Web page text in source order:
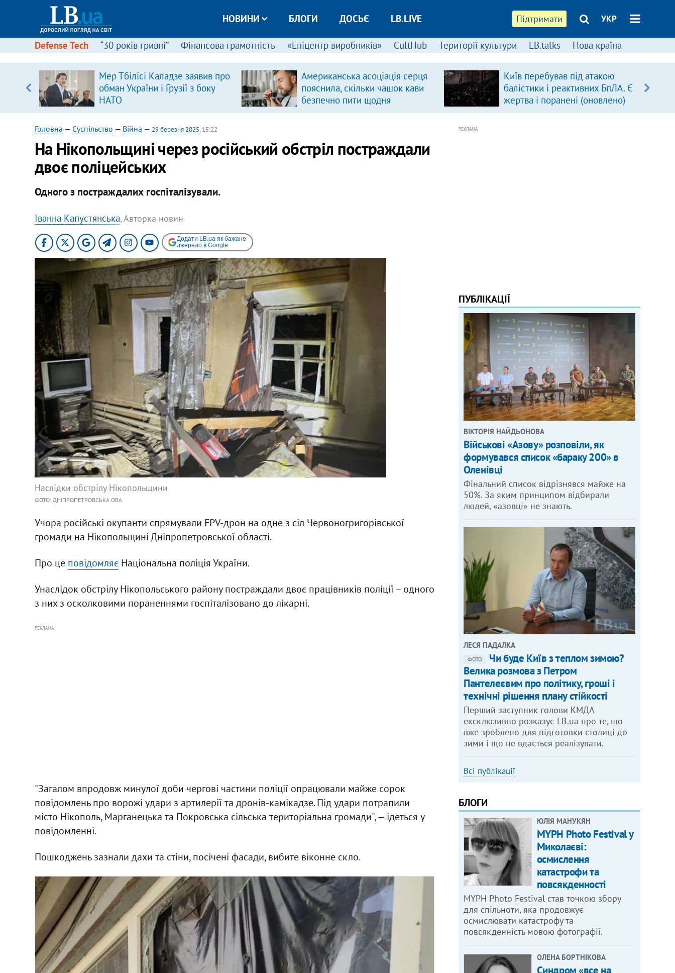
Підтримати УКР
НОВИНИ БЛОГИ ДОСЬЄ LB.LIVE
Defense Tech “30 років гривні” Фінансова грамотність «Епіцентр виробників» CultHub Території культури LB.talks Нова країна
Мер Тбілісі Каладзе заявив про
обман України і Грузії з боку
НАТО
Американська асоціація серця
пояснила, скільки чашок кави
безпечно пити щодня
Київ перебував під атакою
балістики і реактивних БпЛА. Є
жертва і поранені (оновлено)
Головна — Суспільство — Війна — 29 березня 2025, 15:22
На Нікопольщині через російський обстріл постраждали
двоє поліцейських
Одного з постраждалих госпіталізували.
Іванна Капустянська, Авторка новин
Додати LB.ua як бажане
джерело в Google
Наслідки обстрілу Нікопольщини
ФОТО: ДНІПРОПЕТРОВСЬКА ОВА
Учора російські окупанти спрямували FPV-дрон на одне з сіл Червоногригорівської
громади на Нікопольщині Дніпропетровської області.
Про це повідомляєНаціональна поліція України.
Унаслідок обстрілу Нікопольського району постраждали двоє працівників поліції – одного
з них з осколковими пораненнями госпіталізовано до лікарні.
РЕКЛАМА
"Загалом впродовж минулої доби чергові частини поліції опрацювали майже сорок
повідомлень про ворожі удари з артилерії та дронів-камікадзе. Під удари потрапили
місто Нікополь, Марганецька та Покровська сільська територіальна громади", — ідеться у
повідомленні.
Пошкоджень зазнали дахи та стіни, посічені фасади, вибите віконне скло.
РЕКЛАМА
ПУБЛІКАЦІЇ
ВІКТОРІЯ НАЙДЬОНОВА
Військові «Азову» розповіли, як
формувався список «бараку 200» в
Оленівці
Фінальний список відрізнявся майже на
50%. За яким принципом відбирали
людей, «азовці» не знають.
ЛЕСЯ ПАДАЛКА
ФОТО
Чи буде Київ з теплом зимою?
Велика розмова з Петром
Пантелеєвим про політику, гроші і
технічні рішення плану стійкості
Перший заступник голови КМДА
ексклюзивно розказує LB.ua про те, що
вже зроблено для підготовки столиці до
зими і що не вдається реалізувати.
Всі публікації
БЛОГИ
ЮЛІЯ МАНУКЯН
MYPH Photo Festival у
Миколаєві:
осмислення
катастрофи та
повсякденності
MYPH Photo Festival став точкою збору
для спільноти, яка продовжує
осмислювати катастрофу та
повсякденність мовою фотографії.
ОЛЕНА БОРТНІКОВА